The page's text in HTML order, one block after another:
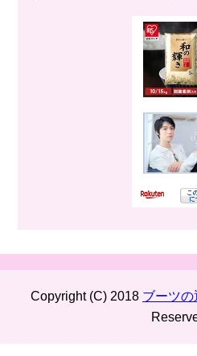
Copyright (C) 2018 ブーツの